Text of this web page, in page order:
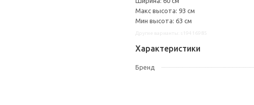
Макс высота: 93 см
Мин высота: 63 см
Характеристики
Бренд